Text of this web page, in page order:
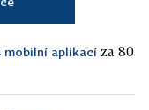
mobilní aplikací za 80